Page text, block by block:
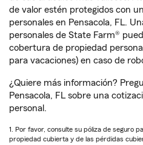
de valor estén protegidos con
personales en Pensacola, FL.
personales de State Farm®
cobertura de propiedad personal
para vacaciones) en caso de
¿Quiere más información?
Pensacola, FL sobre una
personal.
1. Por favor, consulte su póliza de seguro
propiedad cubierta y de las pérdidas